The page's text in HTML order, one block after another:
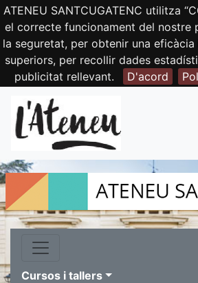
ATENEU SANTCUGATENC utilitza
el correcte funcionament del nostre
la seguretat, per obtenir una
superiors, per recollir dades
publicitat rellevant.
D'acord
Cursos i tallers